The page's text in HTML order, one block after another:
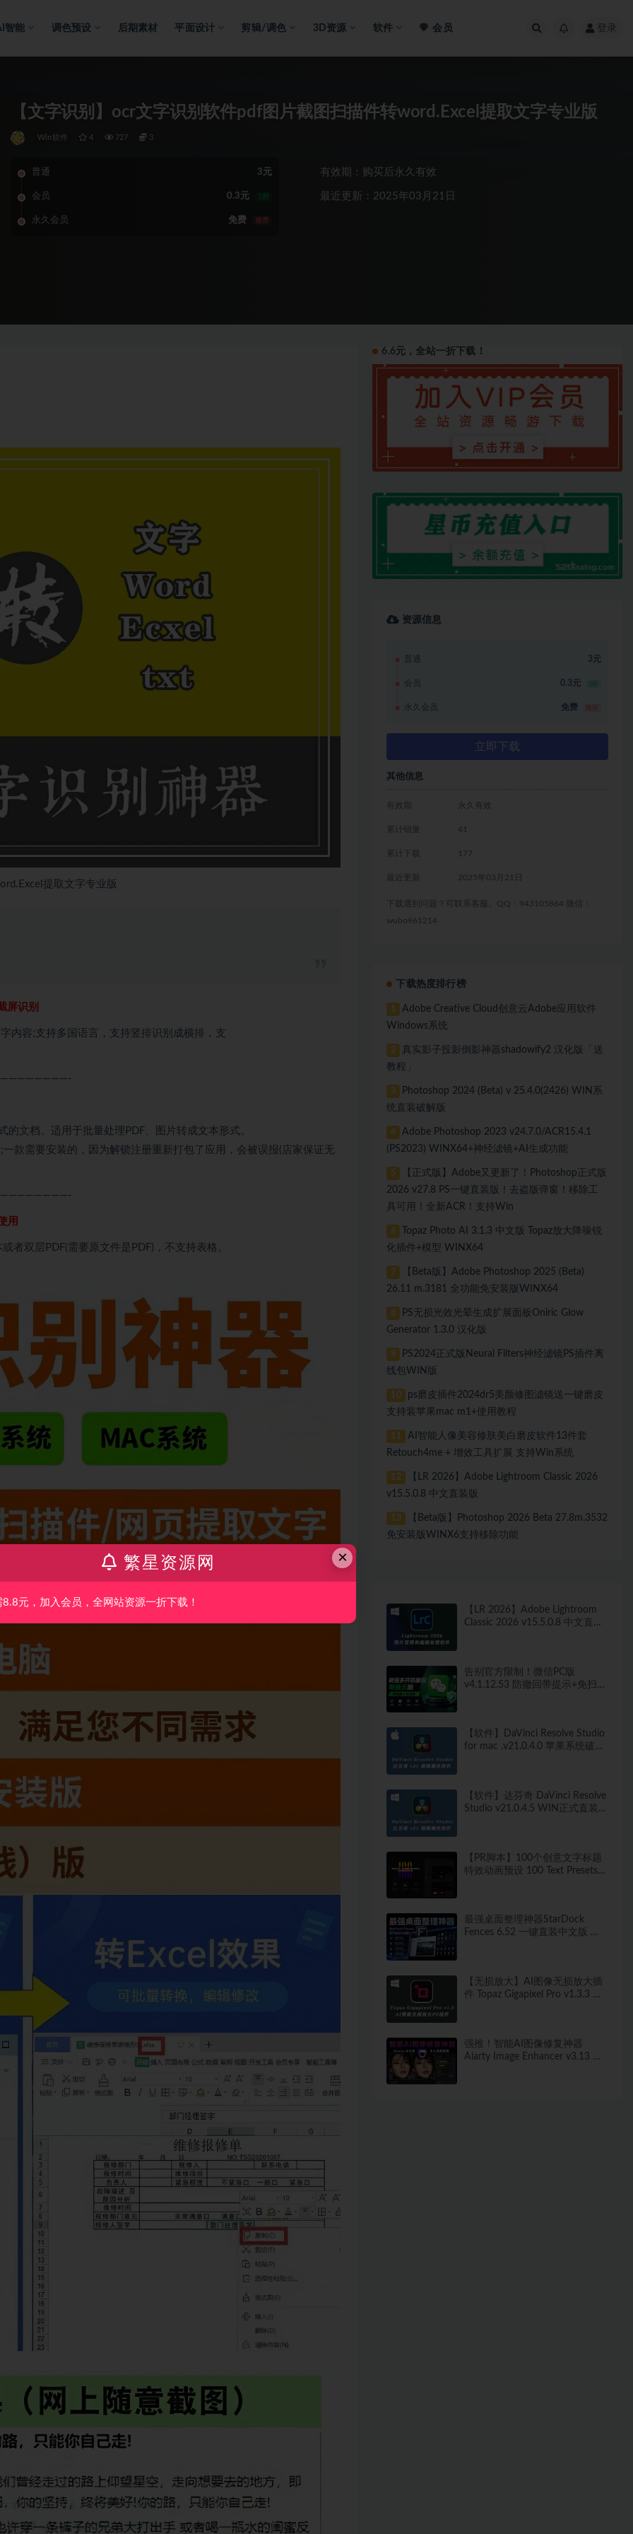
智能 调色预设 后期素材 平面设计 剪辑/调色 3D资源 软件 会员 登录
【文字识别】ocr文字识别软件pdf图片截图扫描件转word.Excel提取文字专业版
Win软件 4 727 3
普通 3元
会员 0.3元 1折
永久会员 免费 推荐
有效期：购买后永久有效
最近更新：2025年03月21日
提取文字专业版
屏识别
内容;支持多国语言，支持竖排识别成横排，支
文档。适用于批量处理PDF、图片转成文本形式。
款需要安装的，因为解锁注册重新打包了应用，会被误报(店家保证无
用
者双层PDF(需要原文件是PDF)，不支持表格。
6.6元，全站一折下载！
资源信息
普通 3元
会员 0.3元 1折
永久会员 免费
立即下载
其他信息
有效期 永久有效
累计销量 41
累计下载 177
最近更新 2025年03月21日
下载遇到问题？可联系客服。QQ：943105864 微信：
wubo961214
下载热度排行榜
1
Adobe Creative Cloud创意云Adobe应用软件
Windows系统
2
真实影子投影倒影神器shadowify2 汉化版「送
教程」
3
Photoshop 2024 (Beta) v 25.4.0(2426) WIN系
统直装破解版
4
Adobe Photoshop 2023 v24.7.0/ACR15.4.1
(PS2023) WINX64+神经滤镜+AI生成功能
5
【正式版】Adobe又更新了！Photoshop正式版
2026 v27.8 PS一键直装版！去盗版弹窗！移除工
具可用！全新ACR！支持Win
6
Topaz Photo AI 3.1.3 中文版 Topaz放大降噪锐
化插件+模型 WINX64
7
【Beta版】Adobe Photoshop 2025 (Beta)
26.11 m.3181 全功能免安装版WINX64
8
PS无损光效光晕生成扩展面板Oniric Glow
Generator 1.3.0 汉化版
9
PS2024正式版Neural Filters神经滤镜PS插件离
线包WIN版
10
ps磨皮插件2024dr5美颜修图滤镜送一键磨皮
支持装苹果mac m1+使用教程
11
AI智能人像美容修肤美白磨皮软件13件套
Retouch4me + 增效工具扩展 支持Win系统
12
【LR 2026】Adobe Lightroom Classic 2026
v15.5.0.8 中文直装版
13
【Beta版】Photoshop 2026 Beta 27.8m.3532
免安装版WINX6支持移除功能
【LR 2026】Adobe Lightroom
Classic 2026 v15.5.0.8 中文直装
告别官方限制！微信PC版
v4.1.12.53 防撤回带提示+免扫码
【软件】DaVinci Resolve Studio
for mac .v21.0.4.0 苹果系统破解
【软件】达芬奇 DaVinci Resolve
Studio v21.0.4.5 WIN正式直装
【PR脚本】100个创意文字标题
特效动画预设 100 Text Presets
最强桌面整理神器StarDock
Fences 6.52 一键直装中文版 秒
【无损放大】AI图像无损放大插
件 Topaz Gigapixel Pro v1.3.3 中
强推！智能AI图像修复神器
Aiarty Image Enhancer v3.13 ！
×
繁星资源网
8.8元，加入会员，全网站资源一折下载！